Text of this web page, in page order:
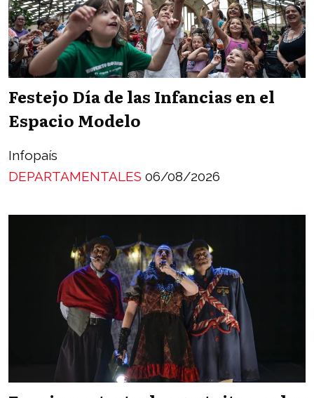
Festejo Día de las Infancias en el
Espacio Modelo
Infopaís
DEPARTAMENTALES 06/08/2026